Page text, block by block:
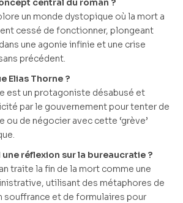
central du roman ?
un monde dystopique où la mort a
cessé de fonctionner, plongeant
une agonie infinie et une crise
précédent.
Elias Thorne ?
est un protagoniste désabusé et
par le gouvernement pour tenter de
ou de négocier avec cette ‘grève’
réflexion sur la bureaucratie ?
traite la fin de la mort comme une
utilisant des métaphores de
souffrance et de formulaires pour